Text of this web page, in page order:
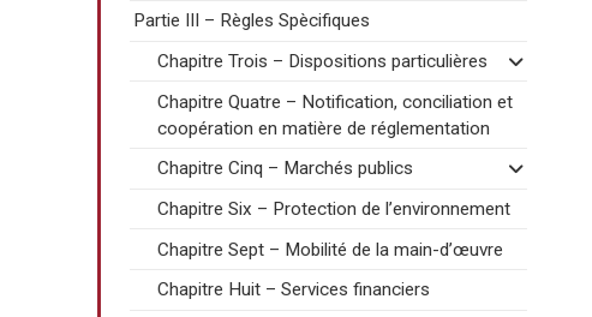
Partie III – Règles Spècifiques
Chapitre Trois – Dispositions particulières
Chapitre Quatre – Notification, conciliation et
coopération en matière de réglementation
Chapitre Cinq – Marchés publics
Chapitre Six – Protection de l’environnement
Chapitre Sept – Mobilité de la main-d’œuvre
Chapitre Huit – Services financiers